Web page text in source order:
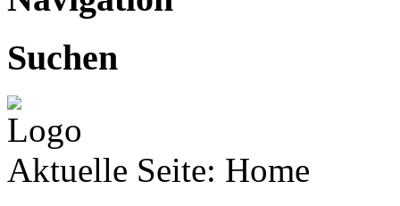
Suchen
Aktuelle Seite: Home